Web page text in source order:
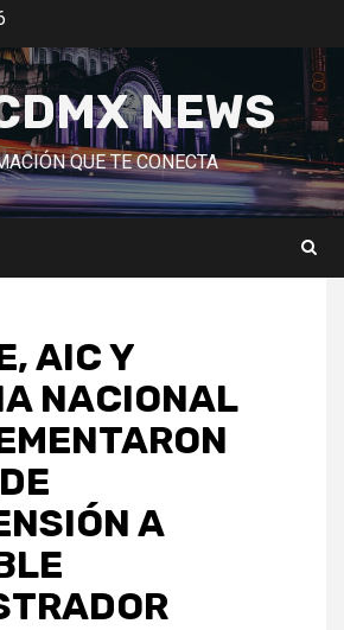
NEWS
QUE TE CONECTA
AIC Y
NACIONAL
A